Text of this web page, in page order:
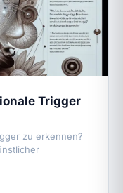
Trigger
zu erkennen?